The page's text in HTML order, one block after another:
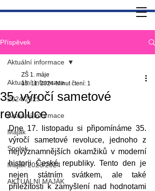
Příspěvek
Aktuální informace
2024/2025
Aktuální informace
Maják
Spolek
Maják 2023/2024
AKTUÁLNÍ MAJÁK
Aktuální informace
35. výročí sametové
revoluce
ZŠ 1. máje
15. 11. 2024 Minut čtení: 1
Dne 17. listopadu si připomínáme 35.
výročí sametové revoluce, jednoho z
nejvýznamnějších okamžiků v moderní
historii České republiky. Tento den je
nejen státním svátkem, ale také
příležitostí k zamyšlení nad hodnotami